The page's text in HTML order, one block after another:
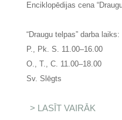
Enciklopēdijas cena
“Draugu telpas” darba laiks:
P., Pk. S. 11.00–16.00
O., T., C. 11.00–18.00
Sv. Slēgts
LASĪT VAIRĀK